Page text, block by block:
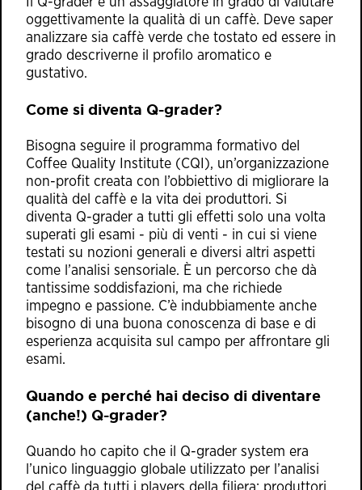
oggettivamente la qualità di un caffè. Deve saper
analizzare sia caffè verde che tostato ed essere in
grado descriverne il profilo aromatico e
gustativo.
Come si diventa Q-grader?
Bisogna seguire il programma formativo del
Coffee Quality Institute (CQI), un’organizzazione
non-profit creata con l’obbiettivo di migliorare la
qualità del caffè e la vita dei produttori. Si
diventa Q-grader a tutti gli effetti solo una volta
superati gli esami - più di venti - in cui si viene
testati su nozioni generali e diversi altri aspetti
come l’analisi sensoriale. È un percorso che dà
tantissime soddisfazioni, ma che richiede
impegno e passione. C’è indubbiamente anche
bisogno di una buona conoscenza di base e di
esperienza acquisita sul campo per affrontare gli
esami.
Quando e perché hai deciso di diventare
(anche!) Q-grader?
Quando ho capito che il Q-grader system era
l’unico linguaggio globale utilizzato per l’analisi